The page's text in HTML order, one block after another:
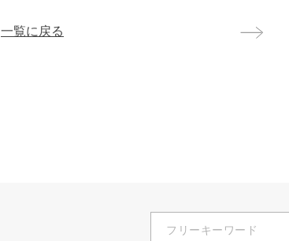
一覧に戻る